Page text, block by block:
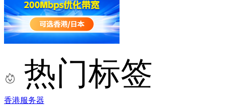
热门标签
香港服务器